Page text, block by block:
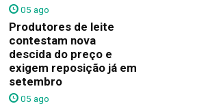
05 ago
Produtores de leite
contestam nova
descida do preço e
exigem reposição já em
setembro
05 ago